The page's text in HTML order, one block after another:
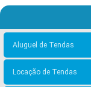
Aluguel de Tendas
Locação de Tendas